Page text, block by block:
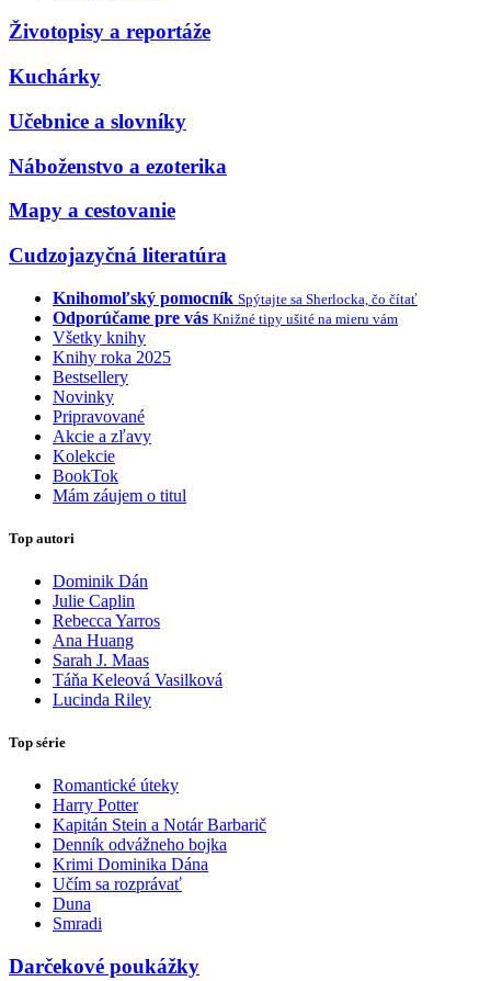
Životopisy a reportáže
Kuchárky
Učebnice a slovníky
Náboženstvo a ezoterika
Mapy a cestovanie
Cudzojazyčná literatúra
Knihomoľský pomocník Spýtajte sa Sherlocka, čo čítať
Odporúčame pre vás Knižné tipy ušité na mieru vám
Všetky knihy
Knihy roka 2025
Bestsellery
Novinky
Pripravované
Akcie a zľavy
Kolekcie
BookTok
Mám záujem o titul
Top autori
Dominik Dán
Julie Caplin
Rebecca Yarros
Ana Huang
Sarah J. Maas
Táňa Keleová Vasilková
Lucinda Riley
Top série
Romantické úteky
Harry Potter
Kapitán Stein a Notár Barbarič
Denník odvážneho bojka
Krimi Dominika Dána
Učím sa rozprávať
Duna
Smradi
Darčekové poukážky